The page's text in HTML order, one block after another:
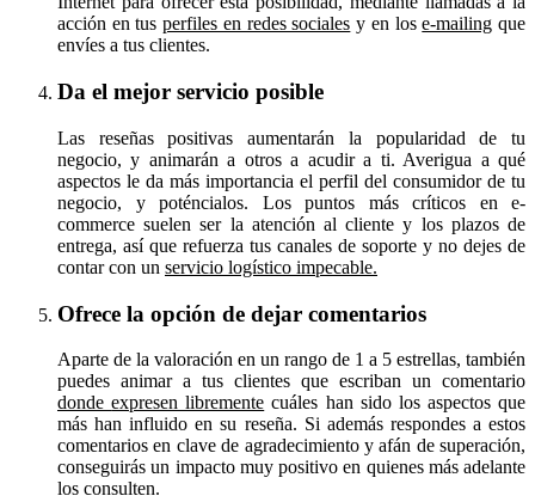
acción en tusperfiles en redes sociales y en lose-mailing que
envíes a tus clientes.
Da el mejor servicio posible
Las reseñas positivas aumentarán la popularidad de tu
negocio, y animarán a otros a acudir a ti. Averigua a qué
aspectos le da más importancia el perfil del consumidor de tu
negocio, y poténcialos. Los puntos más críticos en e-
commerce suelen ser la atención al cliente y los plazos de
entrega, así que refuerza tus canales de soporte y no dejes de
contar con un servicio logístico impecable.
Ofrece la opción de dejar comentarios
Aparte de la valoración en un rango de 1 a 5 estrellas, también
puedes animar a tus clientes que escriban un comentario
dondeexpresen libremente cuáles han sido los aspectos que
más han influido en su reseña. Si además respondes a estos
comentarios en clave de agradecimiento y afán de superación,
conseguirás un impacto muy positivo en quienes más adelante
los consulten.